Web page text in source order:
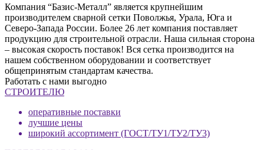
Компания “Базис-Металл” является крупнейшим
производителем сварной сетки Поволжья, Урала, Юга и
Северо-Запада России. Более 26 лет компания поставляет
продукцию для строительной отрасли. Наша сильная сторона
– высокая скорость поставок! Вся сетка производится на
нашем собственном оборудовании и соответствует
общепринятым стандартам качества.
Работать с нами выгодно
СТРОИТЕЛЮ
оперативные поставки
лучшие цены
широкий ассортимент (ГОСТ/ТУ1/ТУ2/ТУ3)